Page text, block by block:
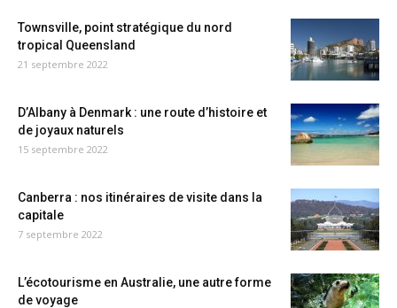
Townsville, point stratégique du nord
tropical Queensland
21 septembre 2022
D’Albany à Denmark : une route d’histoire et
de joyaux naturels
15 septembre 2022
Canberra : nos itinéraires de visite dans la
capitale
7 septembre 2022
L’écotourisme en Australie, une autre forme
de voyage